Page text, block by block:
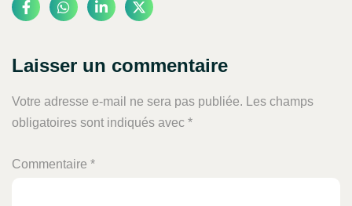
Laisser un commentaire
Votre adresse e-mail ne sera pas publiée.
Les champs
obligatoires sont indiqués avec *
Commentaire *